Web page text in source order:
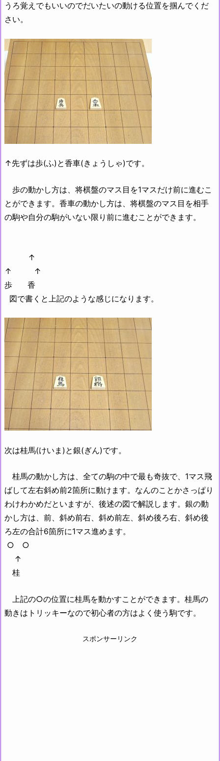
うろ覚えでもいいのでだいたいの動ける位置を掴んでくだ
さい。
↑先ずは歩(ふ)と香車(きょうしゃ)です。
歩の動かし方は、将棋盤のマス目を1マスだけ前に進むこ
とができます。香車の動かし方は、将棋盤のマス目を相手
の駒や自分の駒がいない限り前に進むことができます。
↑
↑ ↑
歩 香
図で書くと上記のような感じになります。
次は桂馬(けいま)と銀(ぎん)です。
桂馬の動かし方は、全ての駒の中で最も奇抜で、1マス飛
ばして左右斜め前2箇所に動けます。なんのことかさっぱり
わけわかめだといますが、後述の図で解説します。銀の動
かし方は、前、斜め前右、斜め前左、斜め後ろ右、斜め後
ろ左の合計6箇所に1マス進めます。
○ ○
↑
桂
上記の○の位置に桂馬を動かすことができます。桂馬の
動きはトリッキーなので初心者の方はよく使う駒です。
スポンサーリンク